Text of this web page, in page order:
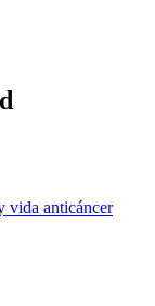
vida anticáncer